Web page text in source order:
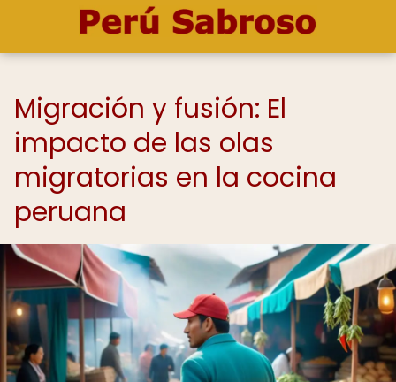
Migración y fusión: El
impacto de las olas
migratorias en la cocina
peruana